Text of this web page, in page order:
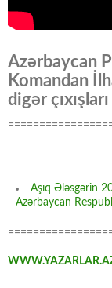
Azərbaycan
Komandan
digər çıxışları
Aşıq Ələsgərin
Azərbaycan